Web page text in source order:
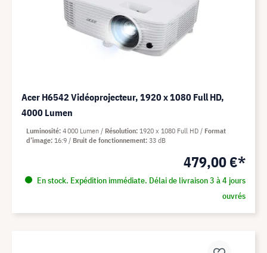
Acer H6542 Vidéoprojecteur, 1920 x 1080 Full HD,
4000 Lumen
479,00 €*
En stock. Expédition immédiate. Délai de livraison 3 à 4 jours
ouvrés
Luminosité 4 000 Lumen Résolution 1920 x 1080 Full HD
Format
d’image 16:9 Bruit de fonctionnement 33 dB